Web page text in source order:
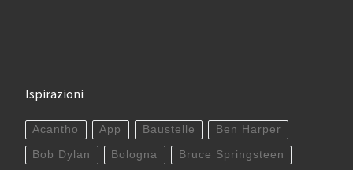
Ispirazioni
Acantho App Baustelle Ben Harper
Bob Dylan Bologna Bruce Springsteen